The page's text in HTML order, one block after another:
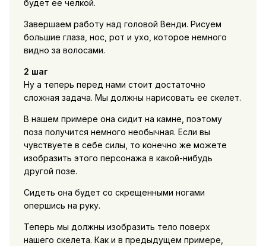
будет ее челкой.
Завершаем работу над головой Венди. Рисуем
большие глаза, нос, рот и ухо, которое немного
видно за волосами.
2 шаг
Ну а теперь перед нами стоит достаточно
сложная задача. Мы должны нарисовать ее скелет.
В нашем примере она сидит на камне, поэтому
поза получится немного необычная. Если вы
чувствуете в себе силы, то конечно же можете
изобразить этого персонажа в какой-нибудь
другой позе.
Сидеть она будет со скрещенными ногами
опершись на руку.
Теперь мы должны изобразить тело поверх
нашего скелета. Как и в предыдущем примере,